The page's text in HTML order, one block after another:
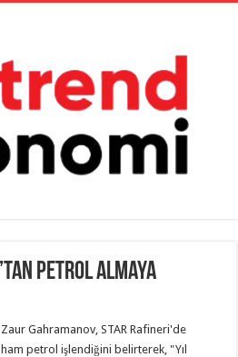
petrol almaya
Gahramanov, STAR Rafineri'de
petrol işlendiğini belirterek, "Yıl